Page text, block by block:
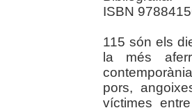
ISBN
115 són els
la més
pors,
víctimes